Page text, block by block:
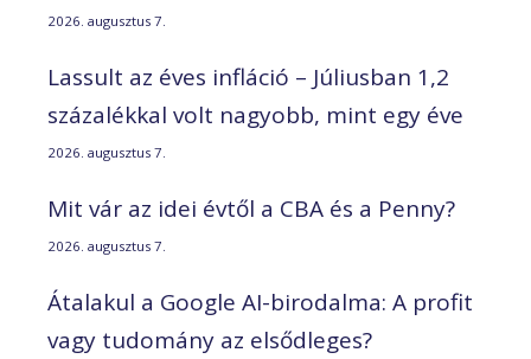
2026. augusztus 7.
Lassult az éves infláció – Júliusban 1,2
százalékkal volt nagyobb, mint egy éve
2026. augusztus 7.
Mit vár az idei évtől a CBA és a Penny?
2026. augusztus 7.
Átalakul a Google AI-birodalma: A profit
vagy tudomány az elsődleges?